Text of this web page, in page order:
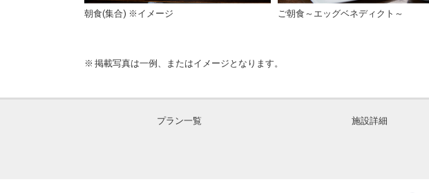
朝食(集合) ※イメージ ご朝食～エッグベネディクト～
掲載写真は一例、またはイメージとなります。
プラン一覧 施設詳細